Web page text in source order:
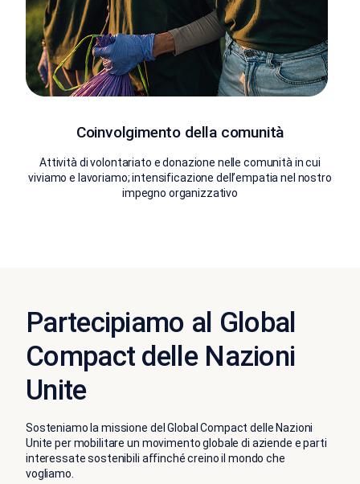
Coinvolgimento della comunità
Attività di volontariato e donazione nelle comunità in cui
viviamo e lavoriamo; intensificazione dell’empatia nel nostro
impegno organizzativo
Partecipiamo al Global
Compact delle Nazioni
Unite
Sosteniamo la missione del Global Compact delle Nazioni
Unite per mobilitare un movimento globale di aziende e parti
interessate sostenibili affinché creino il mondo che
vogliamo.